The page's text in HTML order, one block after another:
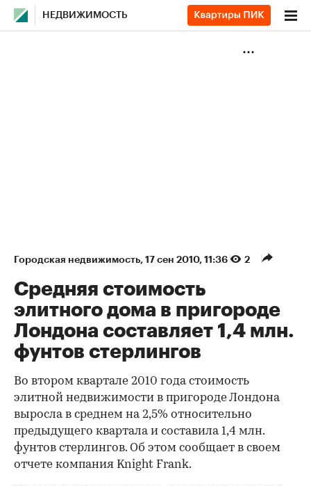
НЕДВИЖИМОСТЬ
Городская недвижимость⁠, 17 сен 2010, 11:36 2
Средняя стоимость
элитного дома в пригороде
Лондона составляет 1,4 млн.
фунтов стерлингов
Во втором квартале 2010 года стоимость
элитной недвижимости в пригороде Лондона
выросла в среднем на 2,5% относительно
предыдущего квартала и составила 1,4 млн.
фунтов стерлингов. Об этом сообщает в своем
отчете компания Knight Frank.